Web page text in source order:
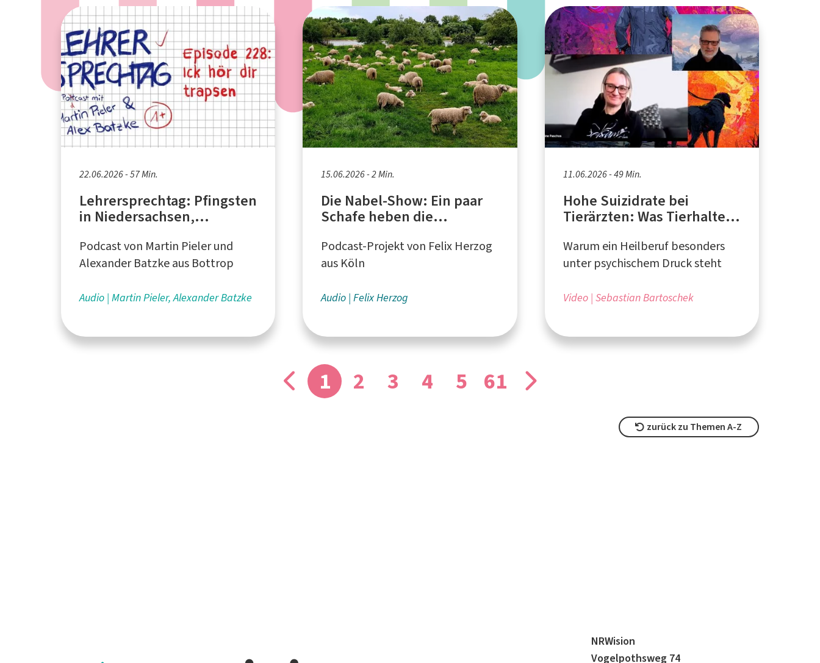
22.06.2026 - 57 Min.
Lehrersprechtag: Pfingsten
in Niedersachsen,
Podcast von Martin Pieler und
Alexander Batzke aus Bottrop
Audio Martin Pieler, Alexander Batzke
15.06.2026 - 2 Min.
Die Nabel-Show: Ein paar
Schafe heben die
Podcast-Projekt von Felix Herzog
aus Köln
Audio Felix Herzog
11.06.2026 - 49 Min.
Hohe Suizidrate bei
Tierärzten: Was Tierhalter
Warum ein Heilberuf besonders
unter psychischem Druck steht
Video Sebastian Bartoschek
1 2 3 4 5 61
zurück zu Themen A-Z
NRWision
Vogelpothsweg 74